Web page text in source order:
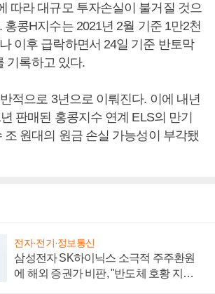
따라 대규모 투자손실이 불거질 것으
홍콩H지수는 2021년 2월 기준 1만2천
이후 급락하면서 24일 기준 반토막
기록하고 있다.
적으로 3년으로 이뤄진다. 이에 내년
판매된 홍콩지수 연계 ELS의 만기
조 원대의 원금 손실 가능성이 부각됐
전자·전기·정보통신
삼성전자 SK하이닉스 소극적 주주환원
에 해외 증권가 비판, "반도체 호황 지속